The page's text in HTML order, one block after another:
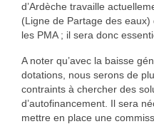
d’Ardèche travaille
(Ligne de Partage des eaux)
les PMA ; il sera donc
A noter qu’avec la baisse
dotations, nous serons de
contraints à chercher des
d’autofinancement. Il sera
mettre en place une